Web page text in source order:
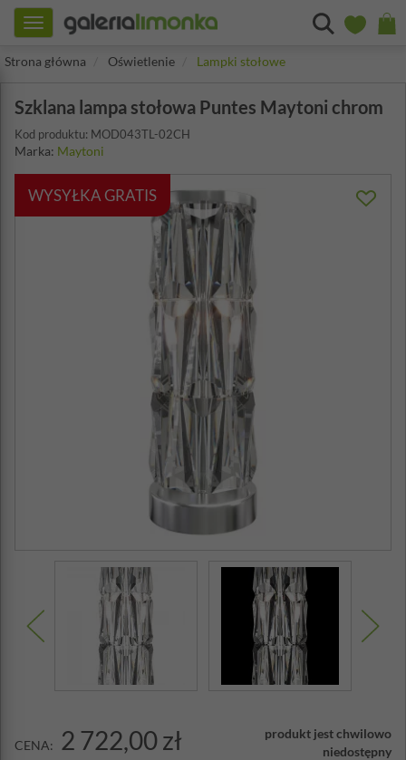
Toggle
navigation
Strona główna
Oświetlenie Lampki stołowe
Szklana lampa stołowa Puntes Maytoni chrom
Kod produktu: MOD043TL-02CH
Marka: Maytoni
WYSYŁKA GRATIS
CENA: 2 722,00 zł
produkt jest chwilowo
niedostępny